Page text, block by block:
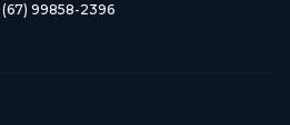
99858-2396